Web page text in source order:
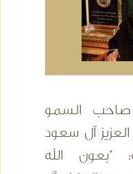
صاحب السمو
آل سعود
"بعون الله